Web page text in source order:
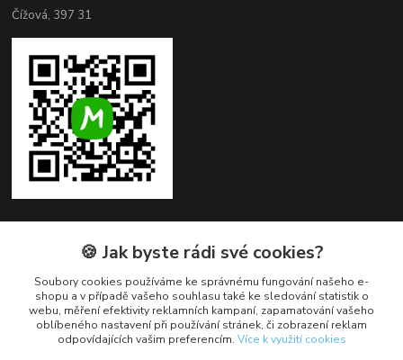
Čížová, 397 31
Kontakty
+420 382 279 132
obchod@cukroveozdoby.cz
🍪 Jak byste rádi své cookies?
Soubory cookies používáme ke správnému fungování našeho e-
shopu a v případě vašeho souhlasu také ke sledování statistik o
webu, měření efektivity reklamních kampaní, zapamatování vašeho
oblíbeného nastavení při používání stránek, či zobrazení reklam
odpovídajících vašim preferencím. Více k využití cookies